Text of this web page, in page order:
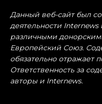
Данный веб-сайт был
деятельности
различными
Европейский Союз.
обязательно отражает
Ответственность за
авторы и Internews.